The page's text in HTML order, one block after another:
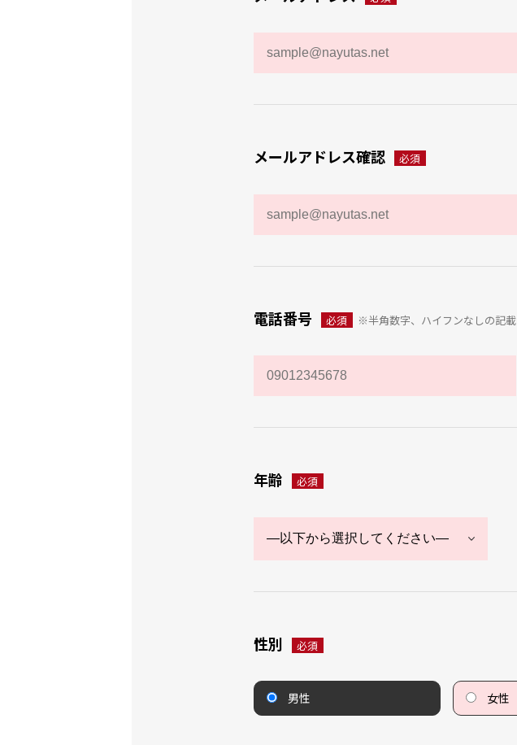
メールアドレス確認 必須
電話番号 必須 ※半角数字、ハイフンなしの記載
年齢 必須
性別 必須
男性 女性